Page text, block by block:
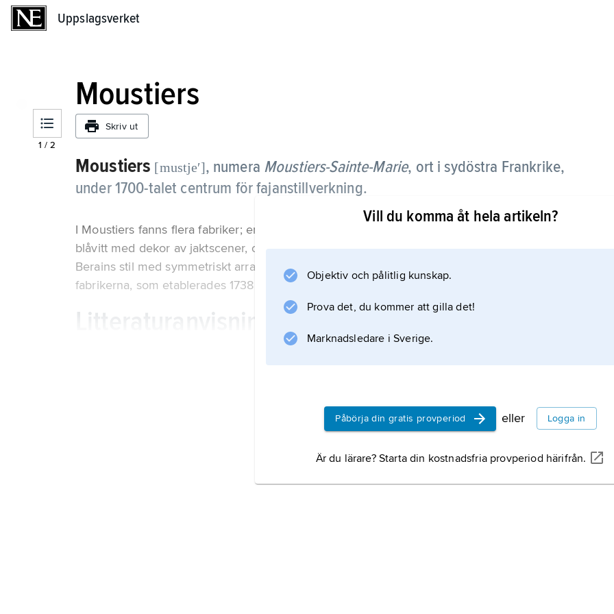
Uppslagsverket
1 /2
Moustiers
Skriv ut
Moustiers [mustjeʹ], numera Moustiers-Sainte-Marie, ort i sydöstra Frankrike,
under 1700-talet centrum för fajanstillverkning.
I Moustiers fanns flera fabriker; en av de större, grundad 1679, är främst känd för stora fat i
blåvitt med dekor av jaktscener, omgivna av lambrekänger. Omkring 1710 tillkom dekorer i
Berains stil med symmetriskt arrangerade figurer, urnor med mera. Vid en av de andra
fabrikerna, som etablerades 1738, framställdes
Litteraturanvisning
Vill du komma åt hela artikeln?
Objektiv och pålitlig kunskap.
Prova det, du kommer att gilla det!
Marknadsledare i Sverige.
Påbörja din gratis provperiod eller Logga in
Är du lärare? Starta din kostnadsfria provperiod härifrån.